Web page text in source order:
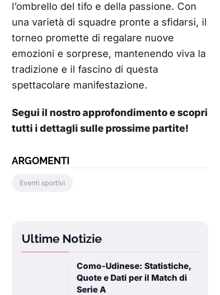
l’ombrello del tifo e della passione. Con
una varietà di squadre pronte a sfidarsi, il
torneo promette di regalare nuove
emozioni e sorprese, mantenendo viva la
tradizione e il fascino di questa
spettacolare manifestazione.
Segui il nostro approfondimento e scopri
tutti i dettagli sulle prossime partite!
ARGOMENTI
Eventi sportivi
Ultime Notizie
Como-Udinese: Statistiche,
Quote e Dati per il Match di
Serie A